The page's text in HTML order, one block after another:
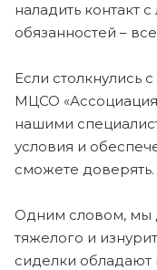
наладить контакт
обязанностей –
Если
МЦСО «Ассоциация
нашими
условия и
сможете доверять.
Одним словом, мы
тяжелого и
сиделки обладают